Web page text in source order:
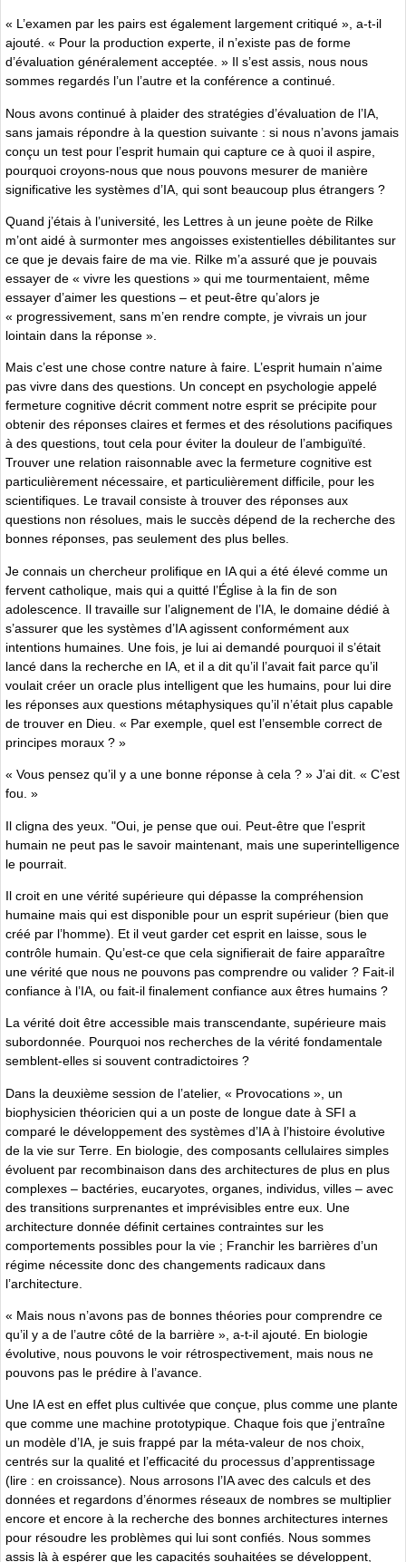
« L’examen par les pairs est également largement critiqué », a-t-il
ajouté. « Pour la production experte, il n’existe pas de forme
d’évaluation généralement acceptée. » Il s’est assis, nous nous
sommes regardés l’un l’autre et la conférence a continué.
Nous avons continué à plaider des stratégies d’évaluation de l’IA,
sans jamais répondre à la question suivante : si nous n’avons jamais
conçu un test pour l’esprit humain qui capture ce à quoi il aspire,
pourquoi croyons-nous que nous pouvons mesurer de manière
significative les systèmes d’IA, qui sont beaucoup plus étrangers ?
Quand j’étais à l’université, les Lettres à un jeune poète de Rilke
m’ont aidé à surmonter mes angoisses existentielles débilitantes sur
ce que je devais faire de ma vie. Rilke m’a assuré que je pouvais
essayer de « vivre les questions » qui me tourmentaient, même
essayer d’aimer les questions – et peut-être qu’alors je
« progressivement, sans m’en rendre compte, je vivrais un jour
lointain dans la réponse ».
Mais c’est une chose contre nature à faire. L’esprit humain n’aime
pas vivre dans des questions. Un concept en psychologie appelé
fermeture cognitive décrit comment notre esprit se précipite pour
obtenir des réponses claires et fermes et des résolutions pacifiques
à des questions, tout cela pour éviter la douleur de l’ambiguïté.
Trouver une relation raisonnable avec la fermeture cognitive est
particulièrement nécessaire, et particulièrement difficile, pour les
scientifiques. Le travail consiste à trouver des réponses aux
questions non résolues, mais le succès dépend de la recherche des
bonnes réponses, pas seulement des plus belles.
Je connais un chercheur prolifique en IA qui a été élevé comme un
fervent catholique, mais qui a quitté l’Église à la fin de son
adolescence. Il travaille sur l’alignement de l’IA, le domaine dédié à
s’assurer que les systèmes d’IA agissent conformément aux
intentions humaines. Une fois, je lui ai demandé pourquoi il s’était
lancé dans la recherche en IA, et il a dit qu’il l’avait fait parce qu’il
voulait créer un oracle plus intelligent que les humains, pour lui dire
les réponses aux questions métaphysiques qu’il n’était plus capable
de trouver en Dieu. « Par exemple, quel est l’ensemble correct de
principes moraux ? »
« Vous pensez qu’il y a une bonne réponse à cela ? » J’ai dit. « C’est
fou. »
Il cligna des yeux. "Oui, je pense que oui. Peut-être que l’esprit
humain ne peut pas le savoir maintenant, mais une superintelligence
le pourrait.
Il croit en une vérité supérieure qui dépasse la compréhension
humaine mais qui est disponible pour un esprit supérieur (bien que
créé par l’homme). Et il veut garder cet esprit en laisse, sous le
contrôle humain. Qu’est-ce que cela signifierait de faire apparaître
une vérité que nous ne pouvons pas comprendre ou valider ? Fait-il
confiance à l’IA, ou fait-il finalement confiance aux êtres humains ?
La vérité doit être accessible mais transcendante, supérieure mais
subordonnée. Pourquoi nos recherches de la vérité fondamentale
semblent-elles si souvent contradictoires ?
Dans la deuxième session de l’atelier, « Provocations », un
biophysicien théoricien qui a un poste de longue date à SFI a
comparé le développement des systèmes d’IA à l’histoire évolutive
de la vie sur Terre. En biologie, des composants cellulaires simples
évoluent par recombinaison dans des architectures de plus en plus
complexes – bactéries, eucaryotes, organes, individus, villes – avec
des transitions surprenantes et imprévisibles entre eux. Une
architecture donnée définit certaines contraintes sur les
comportements possibles pour la vie ; Franchir les barrières d’un
régime nécessite donc des changements radicaux dans
l’architecture.
« Mais nous n’avons pas de bonnes théories pour comprendre ce
qu’il y a de l’autre côté de la barrière », a-t-il ajouté. En biologie
évolutive, nous pouvons le voir rétrospectivement, mais nous ne
pouvons pas le prédire à l’avance.
Une IA est en effet plus cultivée que conçue, plus comme une plante
que comme une machine prototypique. Chaque fois que j’entraîne
un modèle d’IA, je suis frappé par la méta-valeur de nos choix,
centrés sur la qualité et l’efficacité du processus d’apprentissage
(lire : en croissance). Nous arrosons l’IA avec des calculs et des
données et regardons d’énormes réseaux de nombres se multiplier
encore et encore à la recherche des bonnes architectures internes
pour résoudre les problèmes qui lui sont confiés. Nous sommes
assis là à espérer que les capacités souhaitées se développent,